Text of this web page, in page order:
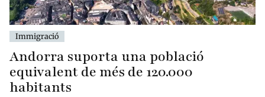
Immigració
Andorra suporta una població
equivalent de més de 120.000
habitants